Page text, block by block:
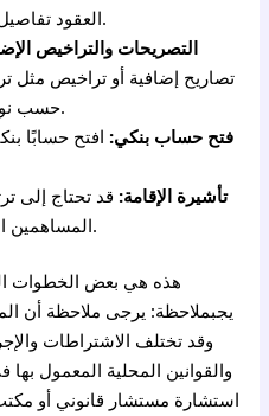
العقود تفاصيل المساهمين وحقوقهم وواجباتهم.
التصريحات والتراخيص
تصاريح إضافية أو تراخيص مثل
حسب نوع الأعمال التجارية التي تقوم بها.
فتح حساب بنكي: افتح حسابًا
تأشيرة الإقامة: قد تحتاج إلى
المساهمين الأجانب الذين يعملون في الشركة.
هذه هي بعض الخطوات
يجبملاحظة: يرجى ملاحظة أن
وقد تختلف الاشتراطات
والقوانين المحلية المعمول
استشارة مستشار قانوني أو